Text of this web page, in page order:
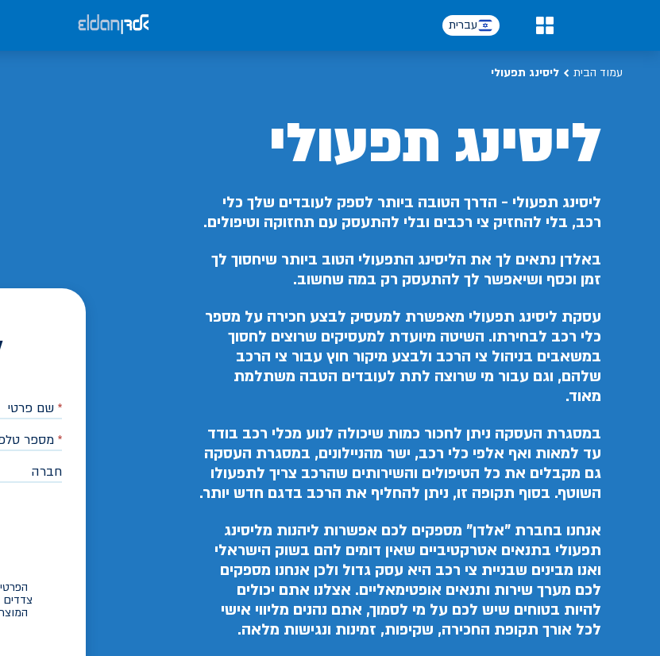
עברית
עמוד הבית ליסינג תפעולי
ליסינג תפעולי
ליסינג תפעולי - הדרך הטובה ביותר לספק לעובדים שלך כלי
רכב, בלי להחזיק צי רכבים ובלי להתעסק עם תחזוקה וטיפולים.
באלדן נתאים לך את הליסינג התפעולי הטוב ביותר שיחסוך לך
זמן וכסף ושיאפשר לך להתעסק רק במה שחשוב.
עסקת ליסינג תפעולי מאפשרת למעסיק לבצע חכירה על מספר
כלי רכב לבחירתו. השיטה מיועדת למעסיקים שרוצים לחסוך
במשאבים בניהול צי הרכב ולבצע מיקור חוץ עבור צי הרכב
שלהם, וגם עבור מי שרוצה לתת לעובדים הטבה משתלמת
מאוד.
במסגרת העסקה ניתן לחכור כמות שיכולה לנוע מכלי רכב בודד
עד למאות ואף אלפי כלי רכב, ישר מהניילונים, במסגרת העסקה
גם מקבלים את כל הטיפולים והשירותים שהרכב צריך לתפעולו
השוטף. בסוף תקופה זו, ניתן להחליף את הרכב בדגם חדש יותר.
אנחנו בחברת "אלדן" מספקים לכם אפשרות ליהנות מליסינג
תפעולי בתנאים אטרקטיביים שאין דומים להם בשוק הישראלי
ואנו מבינים שבניית צי רכב היא עסק גדול ולכן אנחנו מספקים
לכם מערך שירות ותנאים אופטימאליים. אצלנו אתם יכולים
להיות בטוחים שיש לכם על מי לסמוך, אתם נהנים מליווי אישי
לכל אורך תקופת החכירה, שקיפות, זמינות ונגישות מלאה.
שם פרטי *
מספר *
חברה